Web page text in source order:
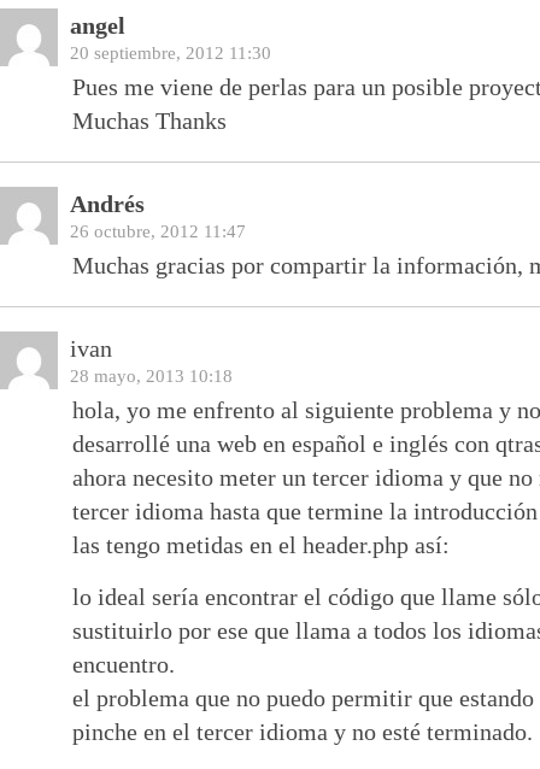
angel
20 septiembre, 2012 11:30
Pues me viene de perlas para un posible
Muchas Thanks
Andrés
26 octubre, 2012 11:47
Muchas gracias por compartir la información,
ivan
28 mayo, 2013 10:18
hola, yo me enfrento al siguiente problema y
desarrollé una web en español e inglés con
ahora necesito meter un tercer idioma y que
tercer idioma hasta que termine la
las tengo metidas en el header.php así:
lo ideal sería encontrar el código que llame
sustituirlo por ese que llama a todos los
encuentro.
el problema que no puedo permitir que
pinche en el tercer idioma y no esté terminado.